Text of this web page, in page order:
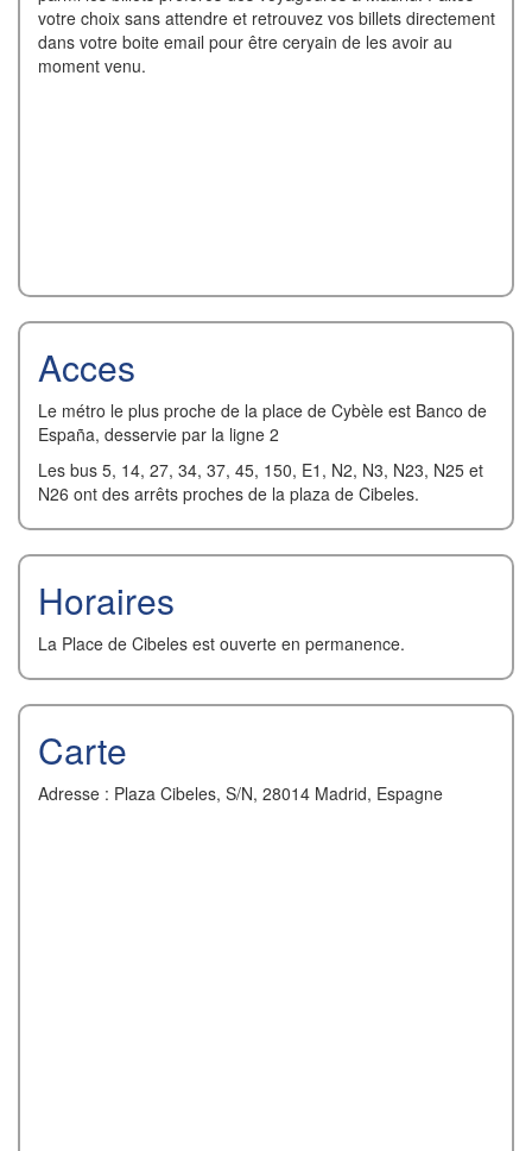
votre choix sans attendre et retrouvez vos billets directement
dans votre boite email pour être ceryain de les avoir au
moment venu.
Acces
Le métro le plus proche de la place de Cybèle est Banco de
España, desservie par la ligne 2
Les bus 5, 14, 27, 34, 37, 45, 150, E1, N2, N3, N23, N25 et
N26 ont des arrêts proches de la plaza de Cibeles.
Horaires
La Place de Cibeles est ouverte en permanence.
Carte
Adresse : Plaza Cibeles, S/N, 28014 Madrid, Espagne